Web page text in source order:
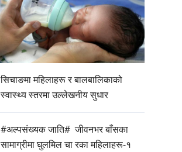
सिचाङमा महिलाहरू र बालबालिकाको
स्वास्थ्य स्तरमा उल्लेखनीय सुधार
#अल्पसंख्यक जाति# जीवनभर बाँसका
सामाग्रीमा घुलमिल चा रका महिलाहरू-१